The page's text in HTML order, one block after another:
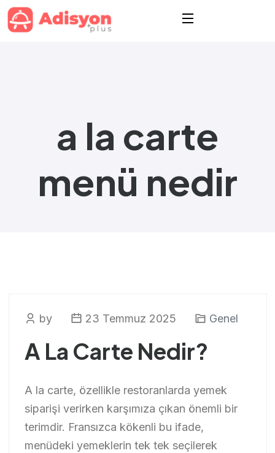
a la carte
menü nedir
by 23 Temmuz 2025 Genel
A La Carte Nedir?
A la carte, özellikle restoranlarda yemek
siparişi verirken karşımıza çıkan önemli bir
terimdir. Fransızca kökenli bu ifade,
menüdeki yemeklerin tek tek seçilerek